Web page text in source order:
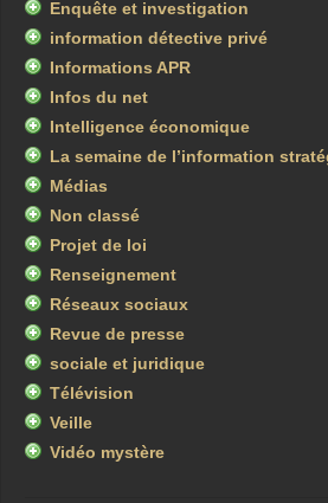
Enquête et investigation
information détective privé
Informations APR
Infos du net
Intelligence économique
La semaine de l’information
Médias
Non classé
Projet de loi
Renseignement
Réseaux sociaux
Revue de presse
sociale et juridique
Télévision
Veille
Vidéo mystère